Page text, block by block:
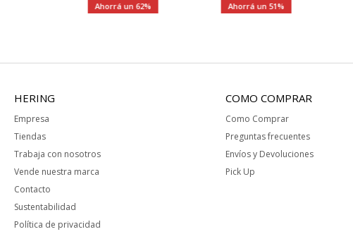
62 51
HERING
Empresa
Tiendas
Trabaja con nosotros
Vende nuestra marca
Contacto
Sustentabilidad
Política de privacidad
COMO COMPRAR
Como Comprar
Preguntas frecuentes
Envíos y Devoluciones
Pick Up